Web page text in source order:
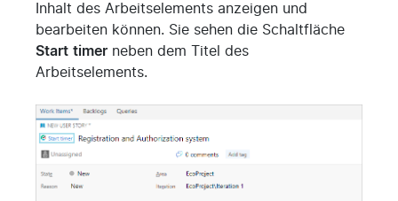
Inhalt des Arbeitselements anzeigen und
bearbeiten können. Sie sehen die Schaltfläche
Start timer neben dem Titel des
Arbeitselements.